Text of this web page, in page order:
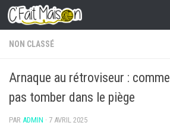
Skip to content
NON CLASSÉ
Arnaque au rétroviseur :
pas tomber dans le piège
PAR ADMIN · 7 AVRIL 2025